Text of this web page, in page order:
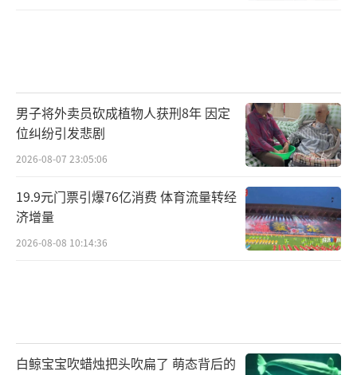
男子将外卖员砍成植物人获刑8年 因定
位纠纷引发悲剧
2026-08-07 23:05:06
19.9元门票引爆76亿消费 体育流量转经
济增量
2026-08-08 10:14:36
白鲸宝宝吹蜡烛把头吹扁了 萌态背后的